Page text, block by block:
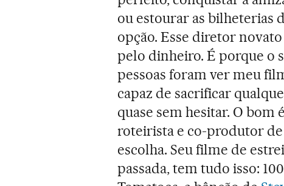
ou estourar as bilheterias
opção. Esse diretor novato
pelo dinheiro. É porque o
pessoas foram ver meu
capaz de sacrificar
quase sem hesitar. O bom
roteirista e co-produtor de
escolha. Seu filme de
passada, tem tudo isso: